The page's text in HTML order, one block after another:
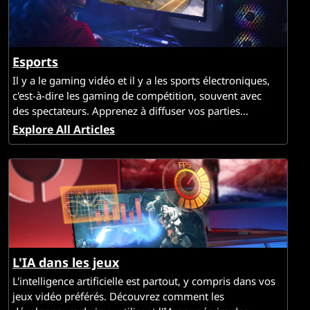
Esports
Il y a le gaming vidéo et il y a les sports électroniques,
c'est-à-dire les gaming de compétition, souvent avec
des spectateurs. Apprenez à diffuser vos parties...
Explore All Articles
L'IA dans les jeux
L'intelligence artificielle est partout, y compris dans vos
jeux vidéo préférés. Découvrez comment les